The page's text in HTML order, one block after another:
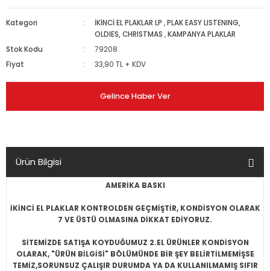
Kategori İKİNCİ EL PLAKLAR LP ,PLAK EASY LISTENING,
OLDIES, CHRISTMAS ,KAMPANYA PLAKLAR
Stok Kodu
79208
Fiyat
33,90 TL + KDV
Gelince Haber Ver
Ürün Bilgisi
AMERİKA BASKI
İKİNCİ EL PLAKLAR KONTROLDEN GEÇMİŞTİR, KONDİSYON OLARAK
7 VE ÜSTÜ OLMASINA DİKKAT EDİYORUZ.
SİTEMİZDE SATIŞA KOYDUĞUMUZ 2.EL ÜRÜNLER KONDİSYON
OLARAK, "ÜRÜN BİLGİSİ" BÖLÜMÜNDE BİR ŞEY BELİRTİLMEMİŞSE
TEMİZ,SORUNSUZ ÇALIŞIR DURUMDA YA DA KULLANILMAMIŞ SIFIR